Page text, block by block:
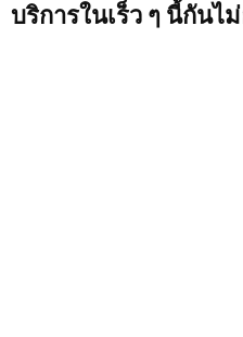
บริการในเร็ว ๆ นี้กันไ